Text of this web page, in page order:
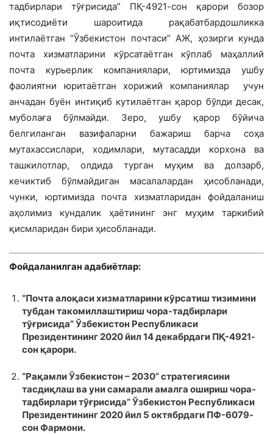
тадбирлари тўғрисида” ПҚ-4921-сон қарори бозор
иқтисодиёти шароитида рақабатбардошликка
интилаётган “Ўзбекистон почтаси” АЖ, ҳозирги кунда
почта хизматларини кўрсатаётган кўплаб маҳаллий
почта курьерлик компаниялари, юртимизда ушбу
фаолиятни юритаётган хорижий компаниялар учун
анчадан буён интиқиб кутилаётган қарор бўлди десак,
муболаға бўлмайди. Зеро, ушбу қарор бўйича
белгиланган вазифаларни бажариш барча соҳа
мутахассислари, ходимлари, мутасадди корхона ва
ташкилотлар, олдида турган муҳим ва долзарб,
кечиктиб бўлмайдиган масалалардан ҳисобланади,
чунки, юртимизда почта хизматларидан фойдаланиш
аҳолимиз кундалик ҳаётининг энг муҳим таркибий
қисмларидан бири ҳисобланади.
Фойдаланилган адабиётлар:
“Почта алоқаси хизматларини кўрсатиш тизимини
тубдан такомиллаштириш чора-тадбирлари
тўғрисида” Ўзбекистон Республикаси
Президентининг 2020 йил 14 декабрдаги ПҚ-4921-
сон қарори.
“Рақамли Ўзбекистон – 2030” стратегиясини
тасдиқлаш ва уни самарали амалга ошириш чора-
тадбирлари тўғрисида” Ўзбекистон Республикаси
Президентининг 2020 йил 5 октябрдаги ПФ-6079-
сон Фармони.